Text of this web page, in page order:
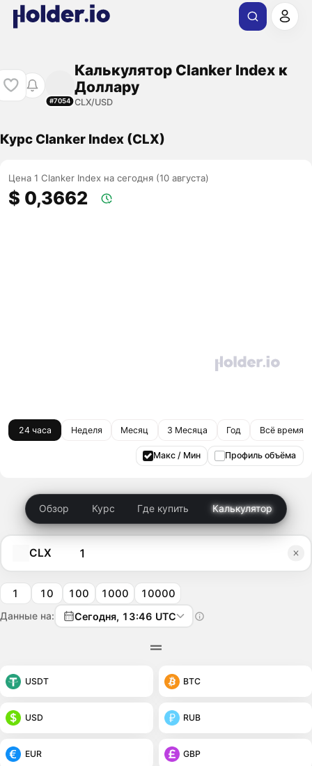
#7054
Калькулятор Clanker Index к
Доллару
CLX/USD
Курс Clanker Index (CLX)
Цена 1 Clanker Index на сегодня (10 августа)
$ 0,3662
24 часа Неделя Месяц 3 Месяца Год Всё время
Макс / Мин Профиль объёма
Обзор Курс Где купить Калькулятор
CLX
1 10 100 1000 10000
Данные на: Сегодня, 13:46 UTC
USDT BTC
USD RUB
EUR GBP